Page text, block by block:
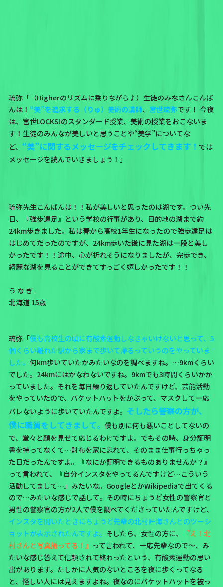
琉弥「（Higherのリズムに乗りながら♪）生徒のみなさんこんば
んは！ “美”を追求する（りゅ）美術の講師、 宮世琉弥です！ 今夜
は、宮世LOCKS!のスタンダード授業、美術の授業をおこないま
す！生徒のみんなが美しいと思うことや“美学”についてな
ど、 “美”に関するメッセージをチェックしてきます！ では
メッセージを読んでいきましょう！」
琉弥先生こんばんは！！私が美しいと思ったのは湖です。つい先
日、『強歩遠足』という学校の行事があり、目的地の湖まで約
24km歩きました。私は春から高校1年生になったので強歩遠足は
はじめてだったのですが、24km歩いた後に見た湖は一段と美し
かったです！！途中、心が折れそうになりましたが、完歩でき、
綺麗な湖を見ることができてすっごく嬉しかったです！！
う な ぎ .
北海道 15歳
琉弥「僕も高校生の頃に有酸素運動しなきゃいけないと思って、5
個くらい離れた駅から家まで歩いて帰るっていうのをやっていま
した。 何km歩いていたかみたいなのを調べますね。…9kmくらい
でした。24kmにはかなわないですね。9kmでも3時間くらいかか
っていました。それを毎日繰り返していたんですけど、芸能活動
をやっていたので、バケットハットをかぶって、マスクして一応
バレないように歩いていたんですよ。 そしたら警察の方が、
僕に職質をしてきまして。 僕も別に何も悪いことしてないの
で、堂々と顔を見せて応じるわけですよ。でもその時、身分証明
書を持ってなくて…財布を家に忘れて、そのまま仕事行っちゃっ
た日だったんですよ。『なにか証明できるものありませんか？』
って言われて、『自分インスタをやってるんですけど…こういう
活動してまして…』みたいな。GoogleとかWikipediaで出てくる
ので…みたいな感じで話して。その時にちょうど女性の警察官と
男性の警察官の方が2人で僕を調べてくださっていたんですけど、
インスタを開いたときにちょうど先輩の北村匠海さんとのツーシ
ョットが表示されたんですよ。 そしたら、女性の方に、
『え！北
村さんと写真撮ってる！』 って言われて、一応先輩なので〜、み
たいな感じ答えて信頼されて終わったという、有酸素運動の思い
出があります。たしかに人気のないところを夜に歩くってなる
と、怪しい人には見えますよね。夜なのにバケットハットを被っ